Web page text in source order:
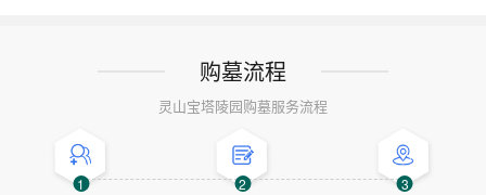
购墓流程
灵山宝塔陵园购墓服务流程
1 2 3